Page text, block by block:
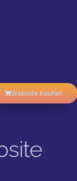
Website kaufen